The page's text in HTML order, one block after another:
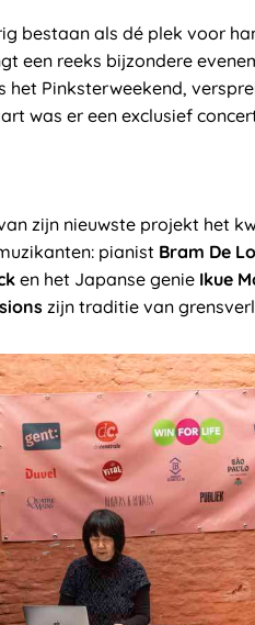
bestaan als dé plek voor
een reeks bijzondere
het Pinksterweekend,
was er een exclusief
zijn nieuwste projekt het
pianist Bram De
en het Japanse genie Ikue
zijn traditie van